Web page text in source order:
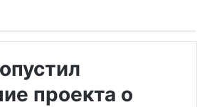
проекта о